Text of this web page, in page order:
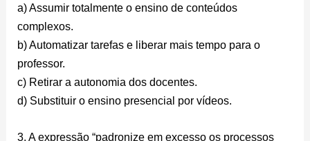
a) Assumir totalmente o ensino de conteúdos
complexos.
b) Automatizar tarefas e liberar mais tempo para o
professor.
c) Retirar a autonomia dos docentes.
d) Substituir o ensino presencial por vídeos.
3. A expressão “padronize em excesso os processos